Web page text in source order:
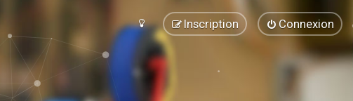
Connexion
Inscription